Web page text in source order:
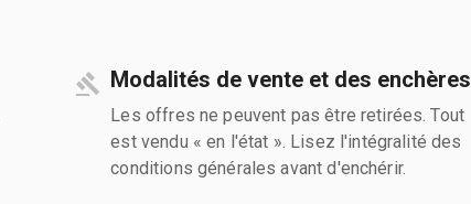
Modalités de vente et des enchères
Les offres ne peuvent pas être retirées. Tout
est vendu « en l'état ». Lisez l'intégralité des
conditions générales avant d'enchérir.